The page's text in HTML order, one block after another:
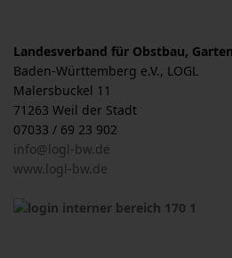
Landesverband für Obstbau,
Baden-Württemberg e.V., LOGL
Malersbuckel 11
71263 Weil der Stadt
07033 / 69 23 902
info@logl-bw.de
www.logl-bw.de